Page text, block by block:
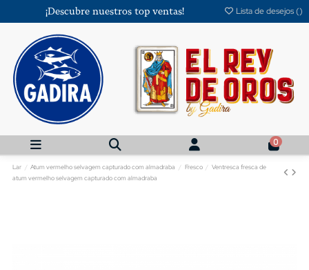
¡Descubre nuestros top ventas! Lista de desejos ()
0
Lar Atum vermelho selvagem capturado com almadraba Fresco
Ventresca fresca de
atum vermelho selvagem capturado com almadraba